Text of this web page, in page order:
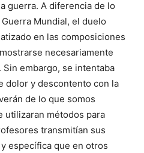
guerra. A diferencia de lo
Mundial, el duelo
en las composiciones
necesariamente
embargo, se intentaba
dolor y descontento con la
de lo que somos
utilizaran métodos para
transmitían sus
específica que en otros